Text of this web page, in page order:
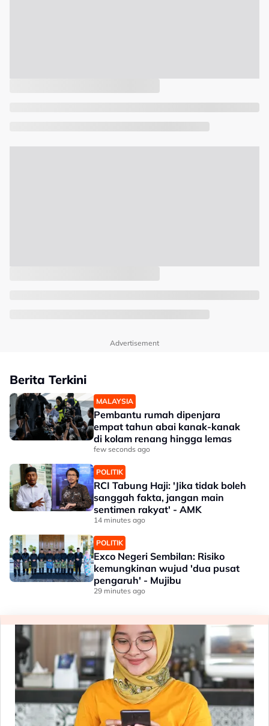
Advertisement
Berita Terkini
MALAYSIA
Pembantu rumah dipenjara
empat tahun abai kanak-kanak
di kolam renang hingga lemas
few seconds ago
POLITIK
RCI Tabung Haji: 'Jika tidak boleh
sanggah fakta, jangan main
sentimen rakyat' - AMK
14 minutes ago
POLITIK
Exco Negeri Sembilan: Risiko
kemungkinan wujud 'dua pusat
pengaruh' - Mujibu
29 minutes ago